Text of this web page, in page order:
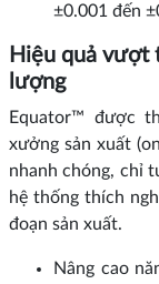
±0.001 đến
Hiệu quả vượt
lượng
Equator™ được
xưởng sản xuất
nhanh chóng, chỉ
hệ thống thích
đoạn sản xuất.
Nâng cao